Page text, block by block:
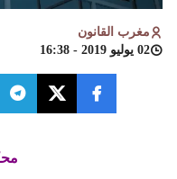
مغرب القانون
02 يوليو 2019 - 16:38